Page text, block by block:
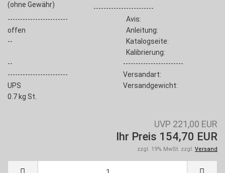
(ohne Gewähr)
------------------------
------------------------
Avis:
offen
Anleitung:
--
Katalogseite:
Kalibrierung:
--
------------------------
------------------------
Versandart:
UPS
Versandgewicht:
0.7 kg St.
UVP 221,00 EUR
Ihr Preis 154,70 EUR
zzgl. 19% MwSt. zzgl. Versand